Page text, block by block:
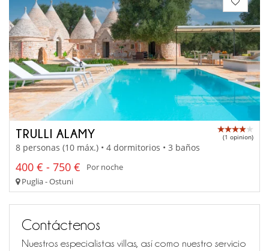
TRULLI ALAMY (1 opinion)
8 personas (10 máx.) • 4 dormitorios • 3 baños
400 € - 750 €
Por noche
Puglia - Ostuni
Contáctenos
Nuestros especialistas villas, así como nuestro servicio